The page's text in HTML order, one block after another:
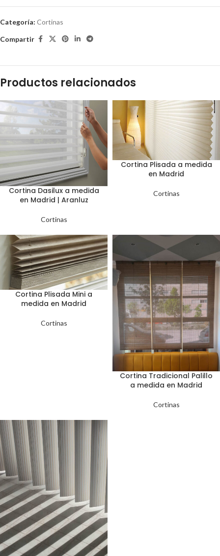
Categoría: Cortinas
Compartir
Productos relacionados
Cortina Dasilux a medida
en Madrid | Aranluz
Cortinas
Cortina Plisada a medida
en Madrid
Cortinas
Cortina Plisada Mini a
medida en Madrid
Cortinas
Cortina Tradicional Palillo
a medida en Madrid
Cortinas